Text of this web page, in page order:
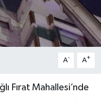
A- A+
Fırat Mahallesi’nde